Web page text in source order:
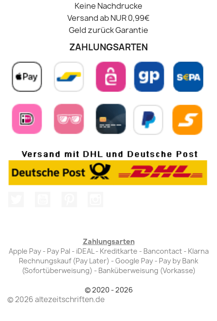
Keine Nachdrucke
Versand ab NUR 0,99€
Geld zurück Garantie
ZAHLUNGSARTEN
Zahlungsarten
Apple Pay - Pay Pal - iDEAL - Kreditkarte - Bancontact - Klarna
Rechnungskauf (Pay Later) - Google Pay - Pay by Bank
(Sofortüberweisung) - Banküberweisung (Vorkasse)
© 2020 - 2026
© 2026 altezeitschriften.de